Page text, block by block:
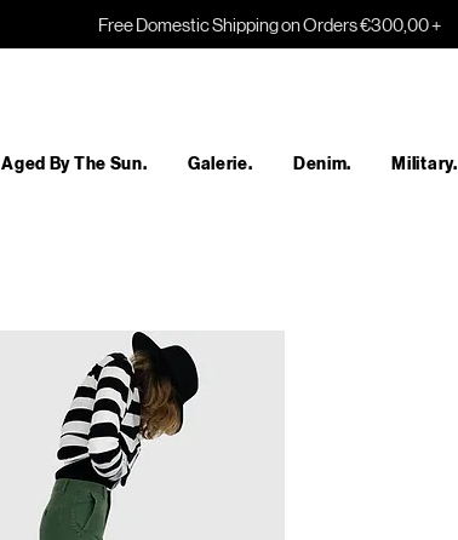
Free Domestic Shipping on Orders €300,00 +
Aged By The Sun. Galerie. Denim. Military.